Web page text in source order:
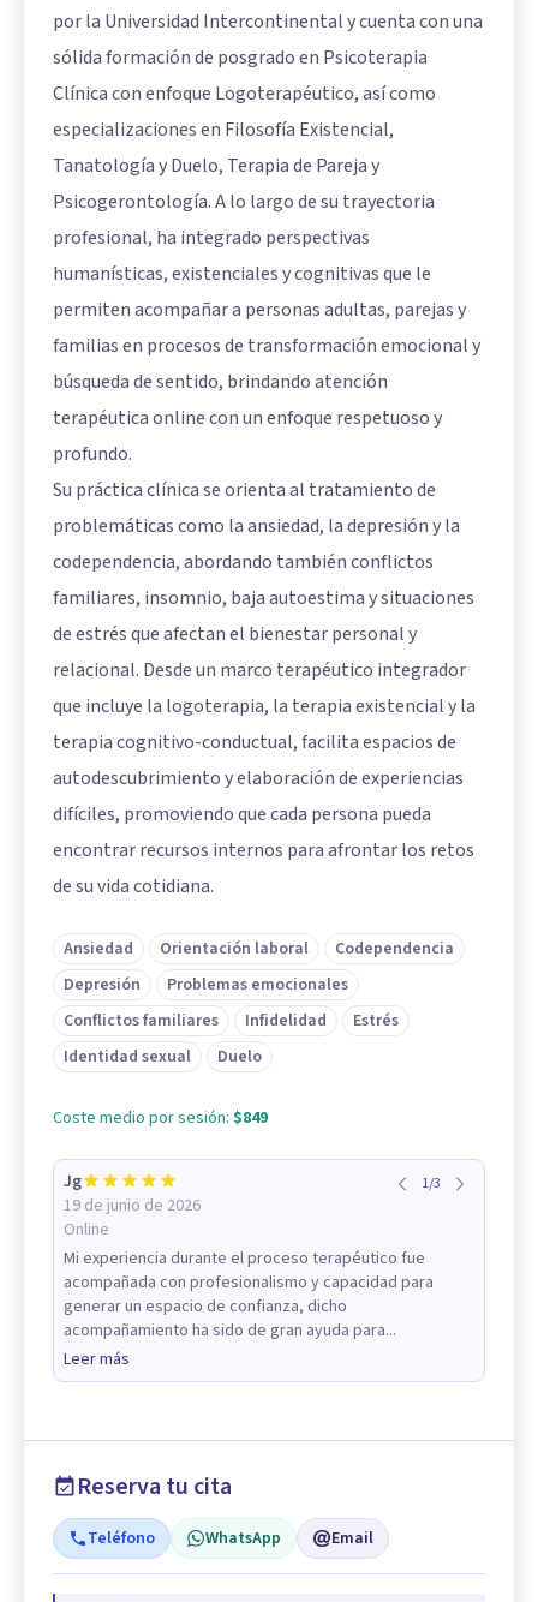
por la Universidad Intercontinental y cuenta con una
sólida formación de posgrado en Psicoterapia
Clínica con enfoque Logoterapéutico, así como
especializaciones en Filosofía Existencial,
Tanatología y Duelo, Terapia de Pareja y
Psicogerontología. A lo largo de su trayectoria
profesional, ha integrado perspectivas
humanísticas, existenciales y cognitivas que le
permiten acompañar a personas adultas, parejas y
familias en procesos de transformación emocional y
búsqueda de sentido, brindando atención
terapéutica online con un enfoque respetuoso y
profundo.
Su práctica clínica se orienta al tratamiento de
problemáticas como la ansiedad, la depresión y la
codependencia, abordando también conflictos
familiares, insomnio, baja autoestima y situaciones
de estrés que afectan el bienestar personal y
relacional. Desde un marco terapéutico integrador
que incluye la logoterapia, la terapia existencial y la
terapia cognitivo-conductual, facilita espacios de
autodescubrimiento y elaboración de experiencias
difíciles, promoviendo que cada persona pueda
encontrar recursos internos para afrontar los retos
de su vida cotidiana.
Ansiedad Orientación laboral
Codependencia
Depresión
Problemas emocionales
Conflictos familiares
Infidelidad
Estrés
Identidad sexual
Duelo
Coste medio por sesión: $849
Jg
19 de junio de 2026
Online
1/3
Mi experiencia durante el proceso terapéutico fue
acompañada con profesionalismo y capacidad para
generar un espacio de confianza, dicho
acompañamiento ha sido de gran ayuda para...
Leer más
Reserva tu cita
Teléfono WhatsApp Email